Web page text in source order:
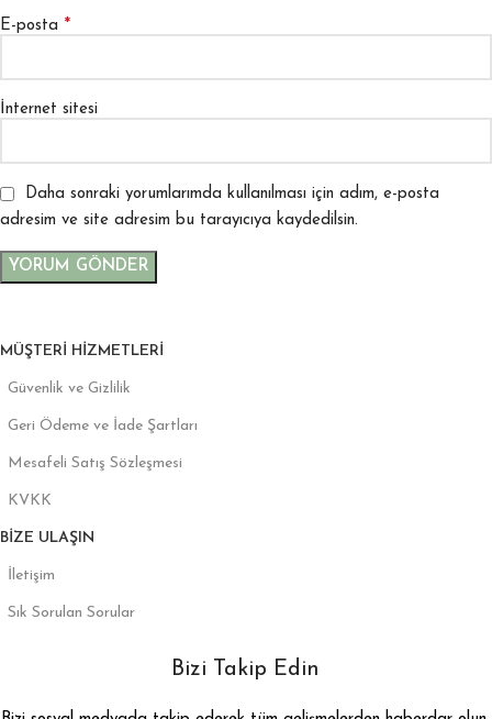
E-posta *
İnternet sitesi
Daha sonraki yorumlarımda kullanılması için adım, e-posta
adresim ve site adresim bu tarayıcıya kaydedilsin.
MÜŞTERI HIZMETLERI
Güvenlik ve Gizlilik
Geri Ödeme ve İade Şartları
Mesafeli Satış Sözleşmesi
KVKK
BIZE ULAŞIN
İletişim
Sık Sorulan Sorular
Bizi Takip Edin